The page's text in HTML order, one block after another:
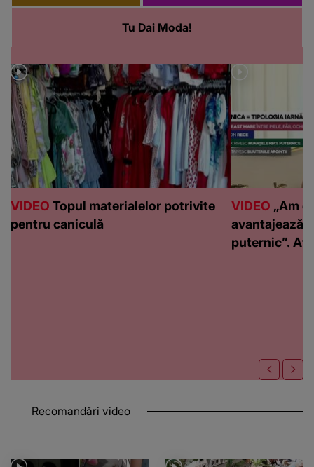
Tu Dai Moda!
VIDEO Topul materialelor potrivite
pentru caniculă
VIDEO „Am
avantajează
puternic”.
Recomandări video